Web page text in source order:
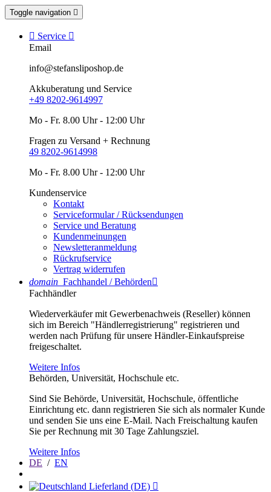
Toggle navigation 
 Service 
Email
info@stefansliposhop.de
Akkuberatung und Service
+49 8202-9614997
Mo - Fr. 8.00 Uhr - 12:00 Uhr
Fragen zu Versand + Rechnung
49 8202-9614998
Mo - Fr. 8.00 Uhr - 12:00 Uhr
Kundenservice
Kontakt
Serviceformular / Rücksendungen
Service und Beratung
Kundenmeinungen
Newsletteranmeldung
Rückrufservice
Vertrag widerrufen
domain Fachhandel / Behörden
Fachhändler
Wiederverkäufer mit Gewerbenachweis (Reseller) können
sich im Bereich "Händlerregistrierung" registrieren und
werden nach Prüfung für unsere Händler-Einkaufspreise
freigeschaltet.
Weitere Infos
Behörden, Universität, Hochschule etc.
Sind Sie Behörde, Universität, Hochschule, öffentliche
Einrichtung etc. dann registrieren Sie sich als normaler Kunde
und senden Sie uns eine E-Mail. Nach Freischaltung kaufen
Sie per Rechnung mit 30 Tage Zahlungsziel.
Weitere Infos
DE / EN
Lieferland (DE) 